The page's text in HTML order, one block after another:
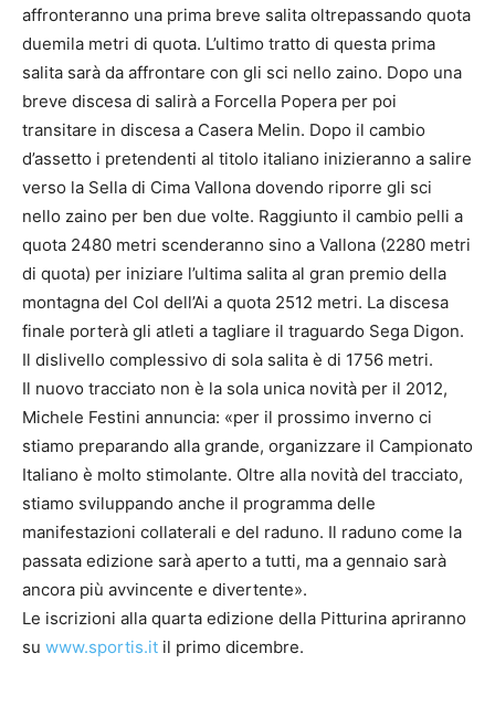
affronteranno una prima breve salita oltrepassando quota
duemila metri di quota. L’ultimo tratto di questa prima
salita sarà da affrontare con gli sci nello zaino. Dopo una
breve discesa di salirà a Forcella Popera per poi
transitare in discesa a Casera Melin. Dopo il cambio
d’assetto i pretendenti al titolo italiano inizieranno a salire
verso la Sella di Cima Vallona dovendo riporre gli sci
nello zaino per ben due volte. Raggiunto il cambio pelli a
quota 2480 metri scenderanno sino a Vallona (2280 metri
di quota) per iniziare l’ultima salita al gran premio della
montagna del Col dell’Ai a quota 2512 metri. La discesa
finale porterà gli atleti a tagliare il traguardo Sega Digon.
Il dislivello complessivo di sola salita è di 1756 metri.
Il nuovo tracciato non è la sola unica novità per il 2012,
Michele Festini annuncia: «per il prossimo inverno ci
stiamo preparando alla grande, organizzare il Campionato
Italiano è molto stimolante. Oltre alla novità del tracciato,
stiamo sviluppando anche il programma delle
manifestazioni collaterali e del raduno. Il raduno come la
passata edizione sarà aperto a tutti, ma a gennaio sarà
ancora più avvincente e divertente».
Le iscrizioni alla quarta edizione della Pitturina apriranno
su www.sportis.it il primo dicembre.